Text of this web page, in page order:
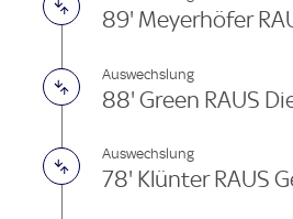
89' Meyerhöfer
Auswechslung
88' Green RAUS
Auswechslung
78' Klünter RAUS